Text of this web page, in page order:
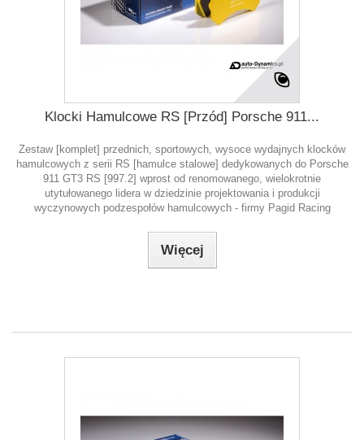
Klocki Hamulcowe RS [Przód] Porsche 911...
Zestaw [komplet] przednich, sportowych, wysoce wydajnych klocków
hamulcowych z serii RS [hamulce stalowe] dedykowanych do Porsche
911 GT3 RS [997.2] wprost od renomowanego, wielokrotnie
utytułowanego lidera w dziedzinie projektowania i produkcji
wyczynowych podzespołów hamulcowych - firmy Pagid Racing
Więcej